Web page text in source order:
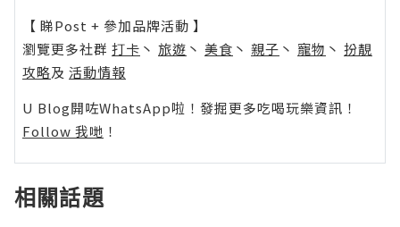
【 睇Post + 參加品牌活動 】
瀏覽更多社群 打卡 丶 旅遊 丶 美食 丶 親子 丶 寵物 丶 扮靚
攻略及 活動情報
U Blog開咗WhatsApp啦！發掘更多吃喝玩樂資訊！
Follow 我哋 ！
相關話題